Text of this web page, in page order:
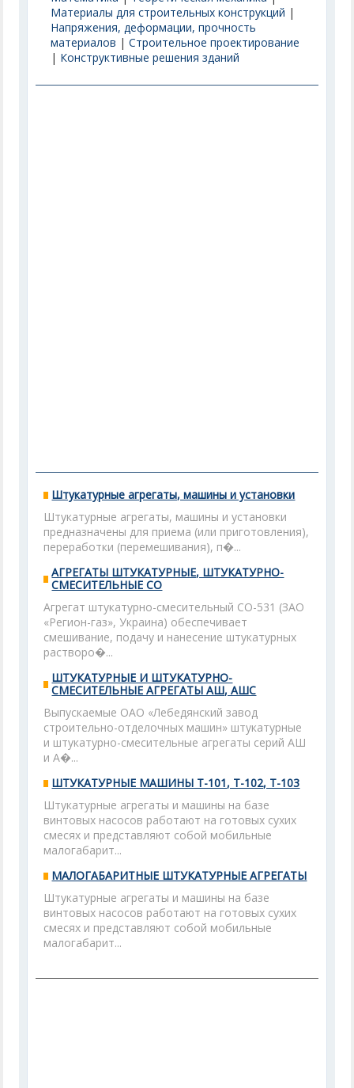
Материалы для строительных конструкций |
Напряжения, деформации, прочность
материалов |Строительное проектирование
| Конструктивные решения зданий
Штукатурные агрегаты, машины и установки
Штукатурные агрегаты, машины и установки
предназначены для приема (или приготовления),
переработки (перемешивания), п�...
АГРЕГАТЫ ШТУКАТУРНЫЕ, ШТУКАТУРНО-
СМЕСИТЕЛЬНЫЕ СО
Агрегат штукатурно-смесительный СО-531 (ЗАО
«Регион-газ», Украина) обеспечивает
смешивание, подачу и нанесение штукатурных
растворо�...
ШТУКАТУРНЫЕ И ШТУКАТУРНО-
СМЕСИТЕЛЬНЫЕ АГРЕГАТЫ АШ, АШС
Выпускаемые ОАО «Лебедянский завод
строительно-отделочных машин» штукатурные
и штукатурно-смесительные агрегаты серий АШ
и А�...
ШТУКАТУРНЫЕ МАШИНЫ Т-101, Т-102, Т-103
Штукатурные агрегаты и машины на базе
винтовых насосов работают на готовых сухих
смесях и представляют собой мобильные
малогабарит...
МАЛОГАБАРИТНЫЕ ШТУКАТУРНЫЕ АГРЕГАТЫ
Штукатурные агрегаты и машины на базе
винтовых насосов работают на готовых сухих
смесях и представляют собой мобильные
малогабарит...